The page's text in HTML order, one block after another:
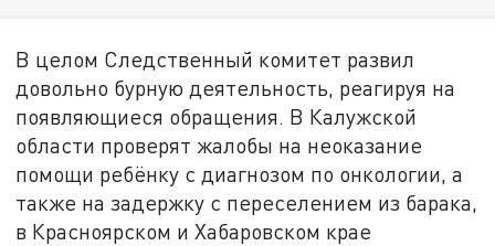
В целом Следственный комитет развил
довольно бурную деятельность, реагируя на
появляющиеся обращения. В Калужской
области проверят жалобы на неоказание
помощи ребёнку с диагнозом по онкологии, а
также на задержку с переселением из барака,
в Красноярском и Хабаровском крае